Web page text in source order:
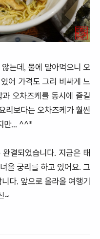
는데, 물에 말아먹으니 오
어 가격도 그리 비싸게 느
오차즈케를 동시에 즐길
리보다는 오차즈케가 훨씬
만... ^^*
결되었습니다. 지금은 태
올 궁리를 하고 있어요. 그
다. 앞으로 올라올 여행기
~